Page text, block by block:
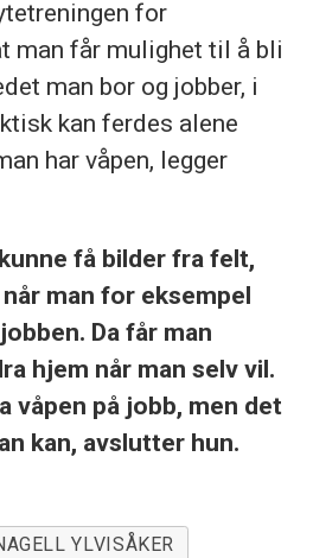
for
man får mulighet til å bli
man bor og jobber, i
kan ferdes alene
har våpen, legger
få bilder fra felt,
man for eksempel
Da får man
hjem når man selv vil.
våpen på jobb, men det
kan, avslutter hun.
YLVISÅKER